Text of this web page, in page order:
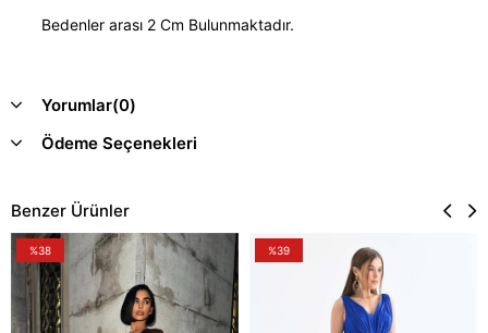
Bedenler arası 2 Cm Bulunmaktadır.
Yorumlar(0)
Ödeme Seçenekleri
Benzer Ürünler
%38 %39